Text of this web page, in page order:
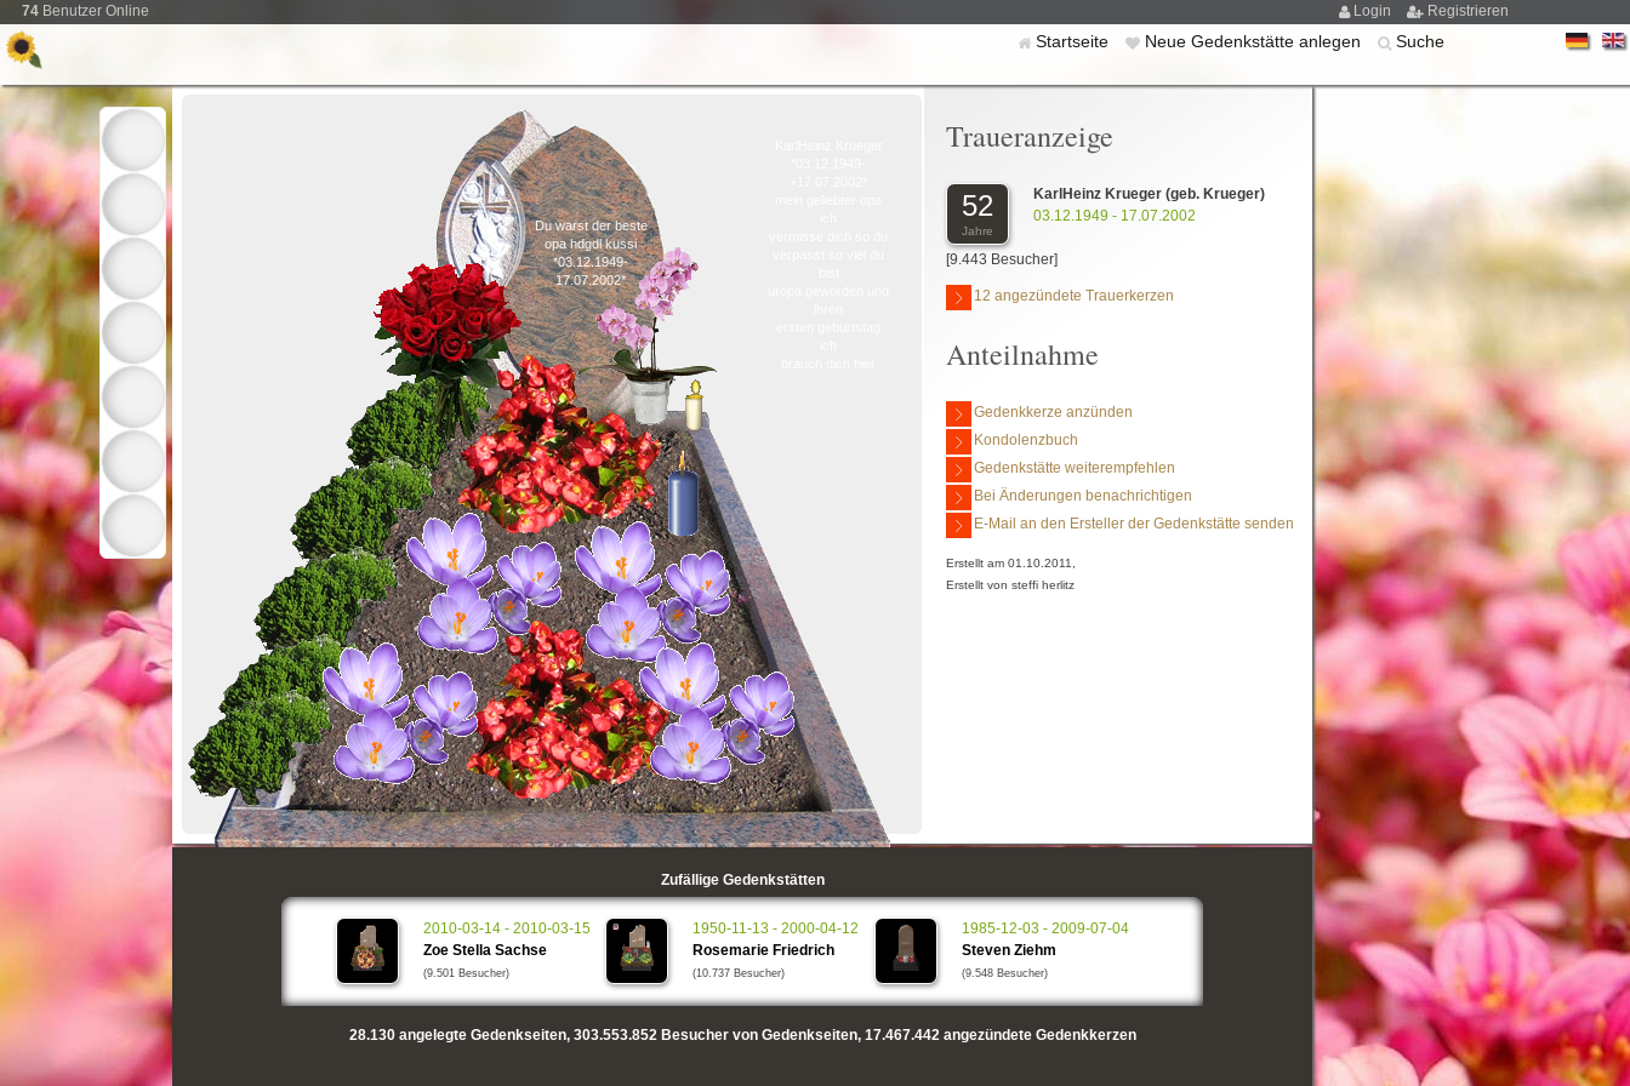
74 Benutzer Online Login Registrieren
Startseite Neue Gedenkstätte anlegen Suche
Du warst der beste
opa hdgdl kussi
*03.12.1949-
17.07.2002*
Traueranzeige
52
Jahre
KarlHeinz Krueger (geb. Krueger)
03.12.1949 - 17.07.2002
[9.443 Besucher]
12 angezündete Trauerkerzen
Anteilnahme
Gedenkkerze anzünden
Kondolenzbuch
Gedenkstätte weiterempfehlen
Bei Änderungen benachrichtigen
E-Mail an den Ersteller der Gedenkstätte senden
Erstellt am 01.10.2011,
Erstellt von steffi herlitz
Zufällige Gedenkstätten
2010-03-14 - 2010-03-15
Zoe Stella Sachse
(9.501 Besucher)
1950-11-13 - 2000-04-12
Rosemarie Friedrich
(10.737 Besucher)
1985-12-03 - 2009-07-04
Steven Ziehm
(9.548 Besucher)
28.130angelegte Gedenkseiten, 303.553.852Besucher von Gedenkseiten, 17.467.442angezündete Gedenkkerzen